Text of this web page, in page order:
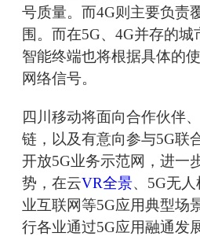
号质量。而4G则主要负责
围。而在5G、4G并存的
智能终端也将根据具体的
网络信号。
四川移动将面向合作伙伴
链，以及有意向参与5G联
开放5G业务示范网，进一
势，在云VR全景、5G无
业互联网等5G应用典型场
行各业通过5G应用融通发